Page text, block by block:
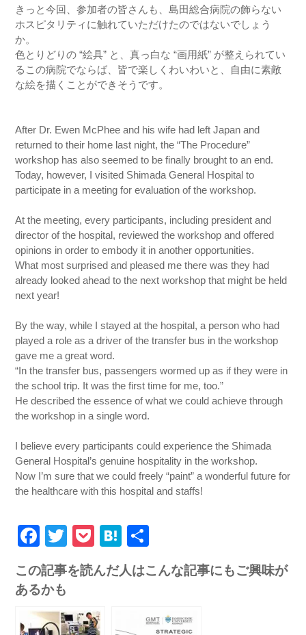
きっと今回、参加者の皆さんも、島田総合病院の飾らない
ホスピタリティに触れていただけたのではないでしょう
か。
色とりどりの “絵具” と、真っ白な “画用紙” が整えられてい
るこの病院でならば、皆で楽しくわいわいと、自由に素敵
な絵を描くことができそうです。
After Dr. Ewen McPhee and his wife had left Japan and
returned to their home last night, the “The Procedure”
workshop has also seemed to be finally brought to an end.
Today, however, I visited Shimada General Hospital to
participate in a meeting for evaluation of the workshop.
At the meeting, every participants, including president and
director of the hospital, reviewed the workshop and offered
opinions in order to embody it in another opportunities.
What most surprised and pleased me there was they had
already looked ahead to the next workshop that might be held
next year!
By the way, while I stayed at the hospital, a person who had
played a role as a driver of the transfer bus in the workshop
gave me a great word.
“In the transfer bus, passengers wormed up as if they were in
the school trip. It was the first time for me, too.”
He described the essence of what we could achieve through
the workshop in a single word.
I believe every participants could experience the Shimada
General Hospital’s genuine hospitality in the workshop.
Now I’m sure that we could freely “paint” a wonderful future for
the healthcare with this hospital and staffs!
Facebook
Twitter
PocketHatena
この記事を読んだ人はこんな記事にもご興味が
あるかも